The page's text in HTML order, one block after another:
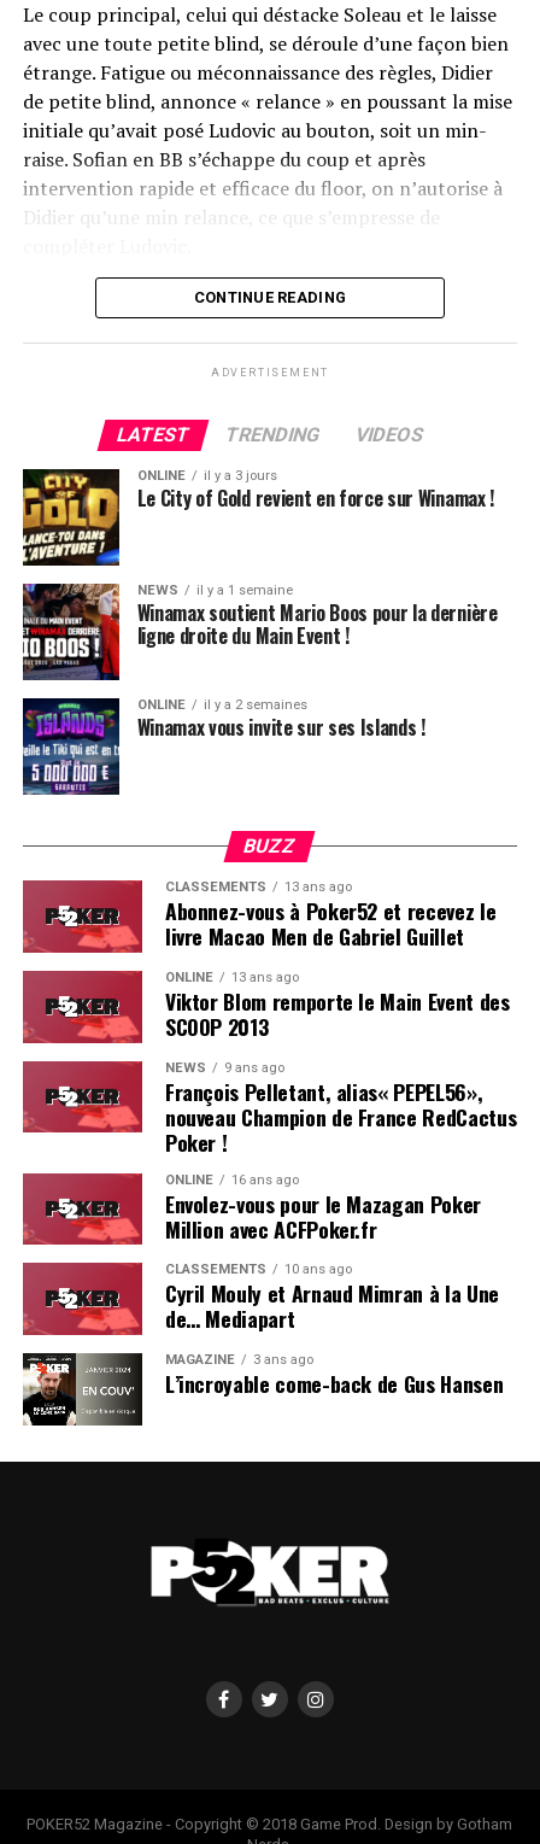
Le coup principal, celui qui déstacke Soleau et le laisse
avec une toute petite blind, se déroule d’une façon bien
étrange. Fatigue ou méconnaissance des règles, Didier
de petite blind, annonce « relance » en poussant la mise
initiale qu’avait posé Ludovic au bouton, soit un min-
raise. Sofian en BB s’échappe du coup et après
intervention rapide et efficace du floor, on n’autorise à
Didier qu’une min relance, ce que s’empresse de
Flop QJ4. All-in de Ludovic et insta call de Logghe, avec
peine une BB, qu’il perdra le coup suivant contre le
même adversaire.
Ludovic Soleau sort donc à la troisième place, pour un
joli gain de 15720€ !
Place au heads-up final.
Soleau à gauche, sorti par Logghe au centre
CONTINUE READING
ADVERTISEMENT
LATEST TRENDING VIDEOS
ONLINE il y a 3 jours
Le City of Gold revient en force sur Winamax !
NEWS il y a 1 semaine
Winamax soutient Mario Boos pour la dernière
ligne droite du Main Event !
ONLINE il y a 2 semaines
Winamax vous invite sur ses Islands !
BUZZ
CLASSEMENTS 13 ans ago
Abonnez-vous à Poker52 et recevez le
livre Macao Men de Gabriel Guillet
ONLINE 13 ans ago
Viktor Blom remporte le Main Event des
SCOOP 2013
NEWS 9 ans ago
François Pelletant, alias« PEPEL56»,
nouveau Champion de France RedCactus
Poker !
ONLINE 16 ans ago
Envolez-vous pour le Mazagan Poker
Million avec ACFPoker.fr
CLASSEMENTS 10 ans ago
Cyril Mouly et Arnaud Mimran à la Une
de… Mediapart
MAGAZINE 3 ans ago
L’incroyable come-back de Gus Hansen
POKER52 Magazine - Copyright © 2018 Game Prod. Design by Gotham